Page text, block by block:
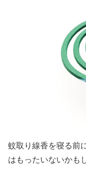
蚊取り線香を寝る前
はもったいないかも